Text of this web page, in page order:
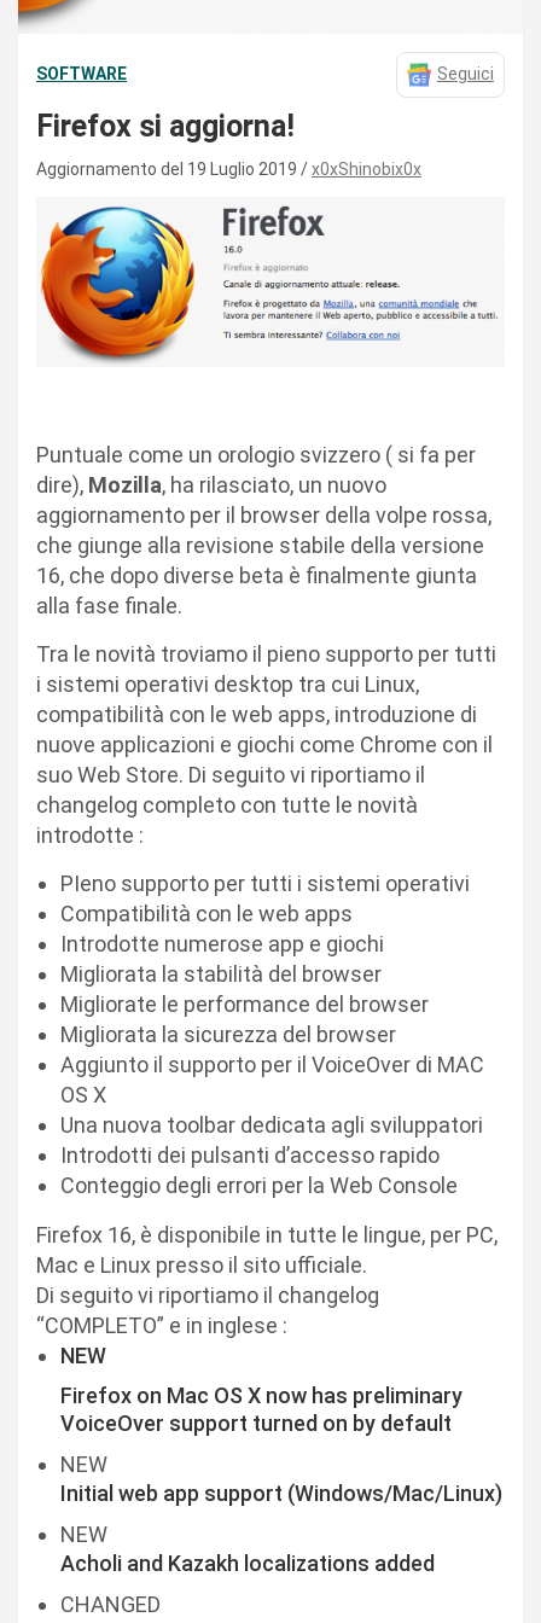
SOFTWARE Seguici
Firefox si aggiorna!
Aggiornamento del 19 Luglio 2019 x0xShinobix0x
Puntuale come un orologio svizzero ( si fa per
dire), Mozilla, ha rilasciato, un nuovo
aggiornamento per il browser della volpe rossa,
che giunge alla revisione stabile della versione
16, che dopo diverse beta è finalmente giunta
alla fase finale.
Tra le novità troviamo il pieno supporto per tutti
i sistemi operativi desktop tra cui Linux,
compatibilità con le web apps, introduzione di
nuove applicazioni e giochi come Chrome con il
suo Web Store. Di seguito vi riportiamo il
changelog completo con tutte le novità
introdotte :
PIeno supporto per tutti i sistemi operativi
Compatibilità con le web apps
Introdotte numerose app e giochi
Migliorata la stabilità del browser
Migliorate le performance del browser
Migliorata la sicurezza del browser
Aggiunto il supporto per il VoiceOver di MAC
OS X
Una nuova toolbar dedicata agli sviluppatori
Introdotti dei pulsanti d’accesso rapido
Conteggio degli errori per la Web Console
Firefox 16, è disponibile in tutte le lingue, per PC,
Mac e Linux presso il sito ufficiale.
Di seguito vi riportiamo il changelog
“COMPLETO” e in inglese :
NEW
Firefox on Mac OS X now has preliminary
VoiceOver support turned on by default
NEW
Initial web app support (Windows/Mac/Linux)
NEW
Acholi and Kazakh localizations added
CHANGED